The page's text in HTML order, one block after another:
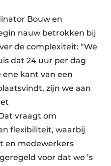
Bouw en
nauw betrokken bij
de complexiteit: “We
dat 24 uur per dag
ene kant van een
zijn we aan
vraagt om
flexibiliteit, waarbij
en medewerkers
voor dat we ’s